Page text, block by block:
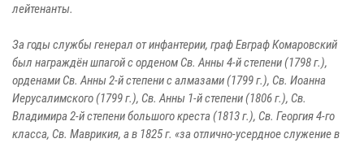
лейтенанты.
За годы службы генерал от инфантерии, граф Евграф Комаровский
был награждён шпагой с орденом Св. Анны 4-й степени (1798 г.),
орденами Св. Анны 2-й степени с алмазами (1799 г.), Св. Иоанна
Иерусалимского (1799 г.), Св. Анны 1-й степени (1806 г.), Св.
Владимира 2-й степени большого креста (1813 г.), Св. Георгия 4-го
класса, Св. Маврикия, а в 1825 г. «за отлично-усердное служение в